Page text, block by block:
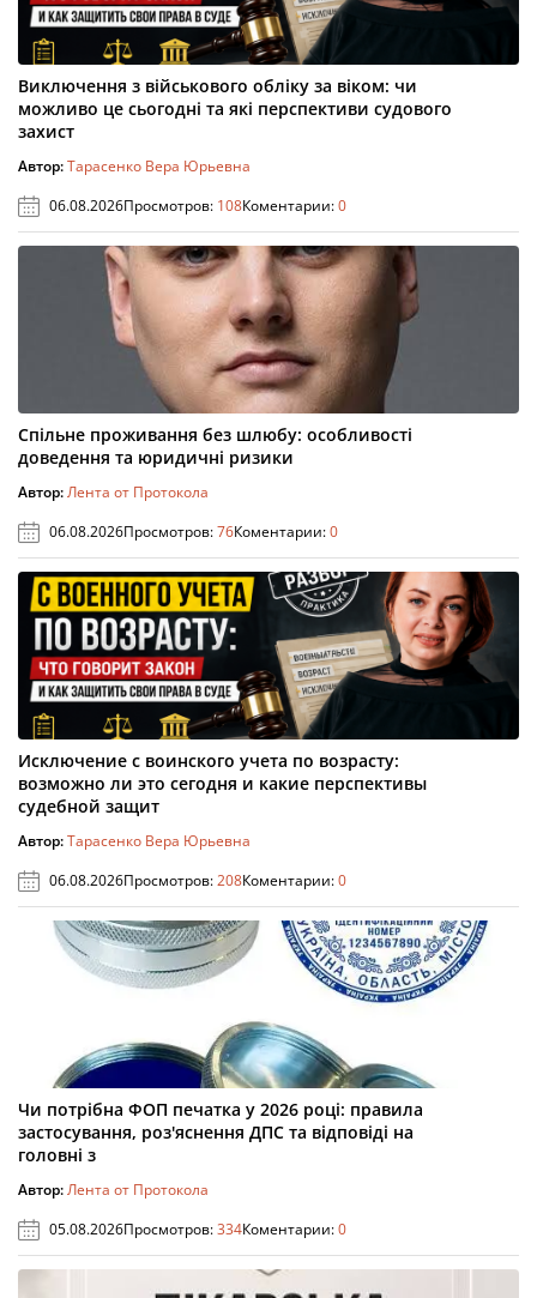
Виключення з військового обліку за віком: чи
можливо це сьогодні та які перспективи судового
захист
Автор:Тарасенко Вера Юрьевна
06.08.2026Просмотров: 108Коментарии:0
Спільне проживання без шлюбу: особливості
доведення та юридичні ризики
Автор:Лента от Протокола
06.08.2026Просмотров:76Коментарии:0
Исключение с воинского учета по возрасту:
возможно ли это сегодня и какие перспективы
судебной защит
Автор:Тарасенко Вера Юрьевна
06.08.2026Просмотров:208Коментарии:0
Чи потрібна ФОП печатка у 2026 році: правила
застосування, роз'яснення ДПС та відповіді на
головні з
Автор:Лента от Протокола
05.08.2026Просмотров:334Коментарии:0